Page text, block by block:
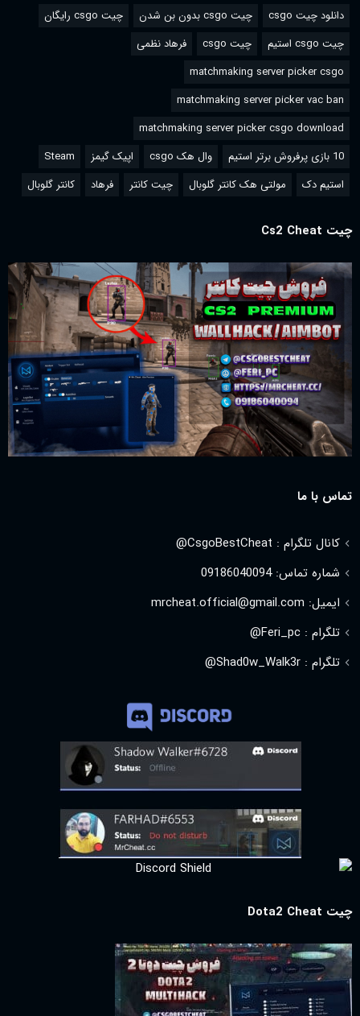
دانلود چیت csgo چیت csgo بدون بن شدن
چیت csgo رایگان
چیت csgo استیم
چیت csgo
فرهاد نظمی
matchmaking server picker csgo
matchmaking server picker vac ban
matchmaking server picker csgo download
10 بازی پرفروش برتر استیم
وال هک csgo اپیک گیمز
Steam
استیم دک
مولتی هک کانتر گلوبال چیت کانتر فرهاد کانتر گلوبال
چیت Cs2 Cheat
تماس با ما
کانال تلگرام : CsgoBestCheat@
شماره تماس: 09186040094
ایمیل: mrcheat.official@gmail.com
تلگرام : Feri_pc@
تلگرام : Shad0w_Walk3r@
چیت Dota2 Cheat